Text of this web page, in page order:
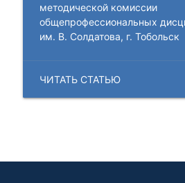
методической комиссии
общепрофессиональных
им. В. Солдатова, г. Тобольск
ЧИТАТЬ СТАТЬЮ